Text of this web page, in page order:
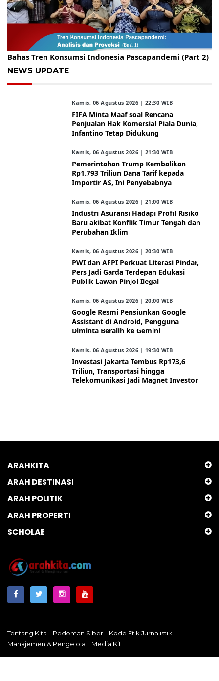
Gelar Kopdar, KBC Jakarta Raya Hadirkan Pakar Ritel
Bahas Tren Konsumsi Indonesia Pascapandemi (Part 2)
NEWS UPDATE
Kamis, 06 Agustus 2026 | 22:30 WIB
FIFA Minta Maaf soal Rencana
Penjualan Hak Komersial Piala Dunia,
Infantino Tetap Didukung
Kamis, 06 Agustus 2026 | 21:30 WIB
Pemerintahan Trump Kembalikan
Rp1.793 Triliun Dana Tarif kepada
Importir AS, Ini Penyebabnya
Kamis, 06 Agustus 2026 | 21:00 WIB
Industri Asuransi Hadapi Profil Risiko
Baru akibat Konflik Timur Tengah dan
Perubahan Iklim
Kamis, 06 Agustus 2026 | 20:30 WIB
PWI dan AFPI Perkuat Literasi Pindar,
Pers Jadi Garda Terdepan Edukasi
Publik Lawan Pinjol Ilegal
Kamis, 06 Agustus 2026 | 20:00 WIB
Google Resmi Pensiunkan Google
Assistant di Android, Pengguna
Diminta Beralih ke Gemini
Kamis, 06 Agustus 2026 | 19:30 WIB
Investasi Jakarta Tembus Rp173,6
Triliun, Transportasi hingga
Telekomunikasi Jadi Magnet Investor
ARAHKITA
ARAH DESTINASI
ARAH POLITIK
ARAH PROPERTI
SCHOLAE
Tentang Kita Pedoman Siber
Kode Etik Jurnalistik
Manajemen & Pengelola
Media Kit